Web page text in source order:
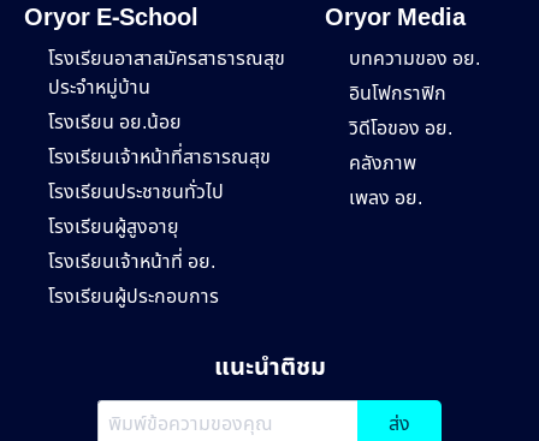
Oryor E-School
โรงเรียนอาสาสมัครสาธารณสุข
ประจำหมู่บ้าน
โรงเรียน อย.น้อย
โรงเรียนเจ้าหน้าที่สาธารณสุข
โรงเรียนประชาชนทั่วไป
โรงเรียนผู้สูงอายุ
โรงเรียนเจ้าหน้าที่ อย.
โรงเรียนผู้ประกอบการ
Oryor Media
บทความของ อย.
อินโฟกราฟิก
วิดีโอของ อย.
คลังภาพ
เพลง อย.
แนะนำติชม
ส่ง